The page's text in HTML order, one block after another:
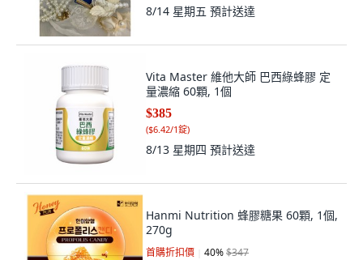
8/14 星期五 預計送達
Vita Master 維他大師 巴西綠蜂膠 定
量濃縮 60顆, 1個
$385
($6.42/1錠)
8/13 星期四 預計送達
Hanmi Nutrition 蜂膠糖果 60顆, 1個,
270g
首購折扣價 40%$347